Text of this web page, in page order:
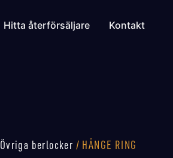
Hitta återförsäljare Kontakt
Övriga berlocker / HÄNGE RING